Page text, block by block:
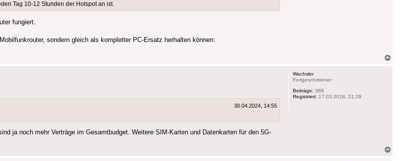
Tag 10-12 Stunden der Hotspot an ist.
fungiert.
sondern gleich als kompletter PC-Ersatz herhalten können:
Wechsler
Fortgeschrittener
Beiträge: 389
Registriert: 17.03.2018, 21:29
30.04.2024, 14:55
ja noch mehr Verträge im Gesamtbudget. Weitere SIM-Karten und Datenkarten für den 5G-